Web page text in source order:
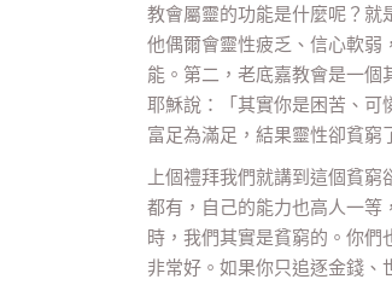
教會屬靈的功能是什麼呢？就
他偶爾會靈性疲乏、信心軟弱
能。第二，老底嘉教會是一
耶穌說：「其實你是困苦、可
富足為滿足，結果靈性卻貧窮
上個禮拜我們就講到這個貧
都有，自己的能力也高人一
時，我們其實是貧窮的。你
非常好。如果你只追逐金錢